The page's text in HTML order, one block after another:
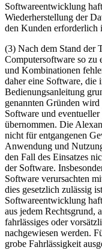
Softwareentwicklung
Wiederherstellung der
den Kunden erforderlich
(3) Nach dem Stand der
Computersoftware so zu
und Kombinationen
daher eine Software, die
Bedienungsanleitung
genannten Gründen
Software und eventueller
übernommen. Die
nicht für entgangenen
Anwendung und
den Fall des Einsatzes
der Software.
Software verursachten
dies gesetzlich zulässig
Softwareentwicklung
aus jedem Rechtsgrund,
fahrlässiges oder
nachgewiesen werden.
grobe Fahrlässigkeit